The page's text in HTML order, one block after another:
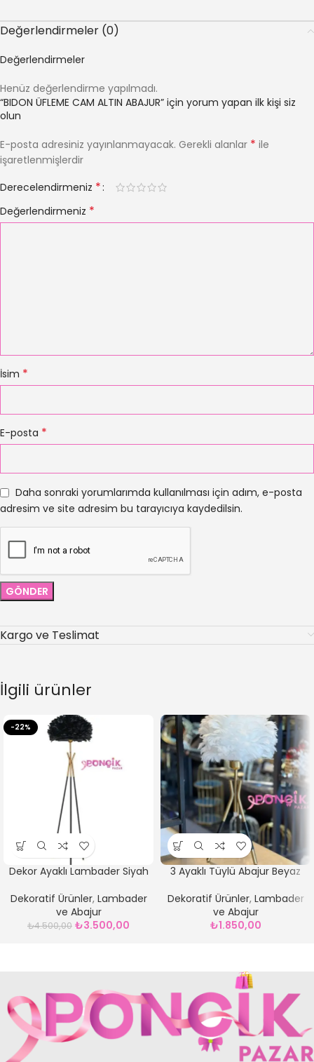
Değerlendirmeler (0)
Değerlendirmeler
Henüz değerlendirme yapılmadı.
“BIDON ÜFLEME CAM ALTIN ABAJUR” için yorum yapan ilk kişi siz
olun
E-posta adresiniz yayınlanmayacak. Gerekli alanlar * ile
işaretlenmişlerdir
Derecelendirmeniz *
Değerlendirmeniz *
İsim *
E-posta *
Daha sonraki yorumlarımda kullanılması için adım, e-posta
adresim ve site adresim bu tarayıcıya kaydedilsin.
Kargo ve Teslimat
İlgili ürünler
-22%
Dekor Ayaklı Lambader Siyah
Dekoratif Ürünler, Lambader
ve Abajur
₺4.500,00 ₺3.500,00
3 Ayaklı Tüylü Abajur Beyaz
Dekoratif Ürünler, Lambader
ve Abajur
₺1.850,00